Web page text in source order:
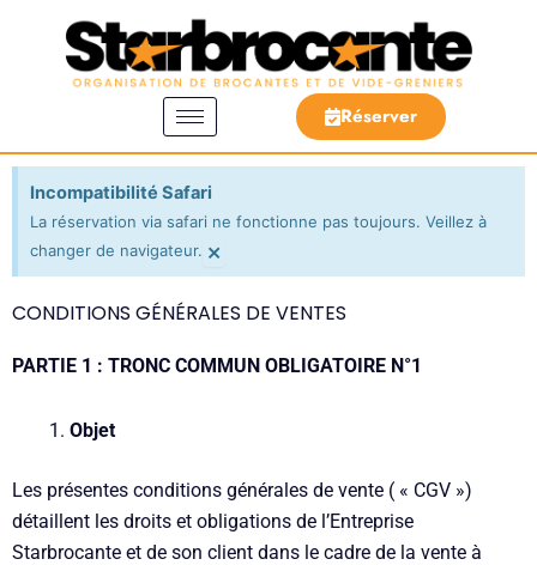
Réserver
Incompatibilité Safari
La réservation via safari ne fonctionne pas toujours. Veillez à
changer de navigateur. ×
CONDITIONS GÉNÉRALES DE VENTES
PARTIE 1 : TRONC COMMUN OBLIGATOIRE N°1
Objet
Les présentes conditions générales de vente ( « CGV »)
détaillent les droits et obligations de l’Entreprise
Starbrocante et de son client dans le cadre de la vente à